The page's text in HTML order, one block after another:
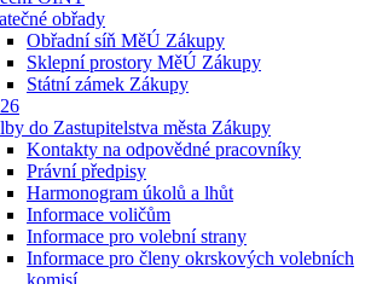
obřady
Obřadní síň MěÚ Zákupy
Sklepní prostory MěÚ Zákupy
Státní zámek Zákupy
do Zastupitelstva města Zákupy
Kontakty na odpovědné pracovníky
Právní předpisy
Harmonogram úkolů a lhůt
Informace voličům
Informace pro volební strany
Informace pro členy okrskových volebních
komisí